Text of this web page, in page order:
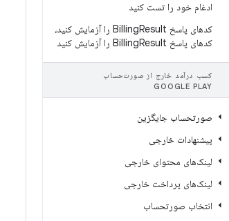
ادغام خود را تست کنید
کدهای پاسخ Billing
Result را آزمایش کنید،
کدهای پاسخ Billing Result را آزمایش کنید
کسب درآمد خارج از صورت‌حساب
GOOGLE PLAY
صورتحساب جایگزین
پیشنهادات خارجی
لینک‌های محتوای خارجی
لینک‌های پرداخت خارجی
انتخاب صورتحساب